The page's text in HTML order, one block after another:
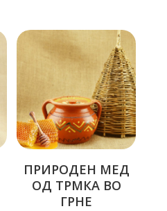
ПРИРОДЕН МЕД
ОД ТРМКА ВО
ГРНЕ